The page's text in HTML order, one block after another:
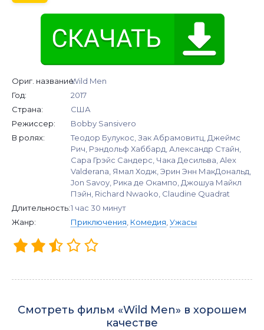
Ориг. название:Wild Men
Год:
2017
Страна:
США
Режиссер:
Bobby Sansivero
В ролях:
Теодор Булукос, Зак Абрамовитц, Джеймс
Рич, Рэндольф Хаббард, Александр Стайн,
Сара Грэйс Сандерс, Чака Десильва, Alex
Valderana, Ямал Ходж, Эрин Энн МакДональд,
Jon Savoy, Рика де Окампо, Джошуа Майкл
Пэйн, Richard Nwaoko, Claudine Quadrat
Длительность:1 час 30 минут
Жанр:
Приключения Комедия Ужасы
Смотреть фильм «Wild Men» в хорошем
качестве